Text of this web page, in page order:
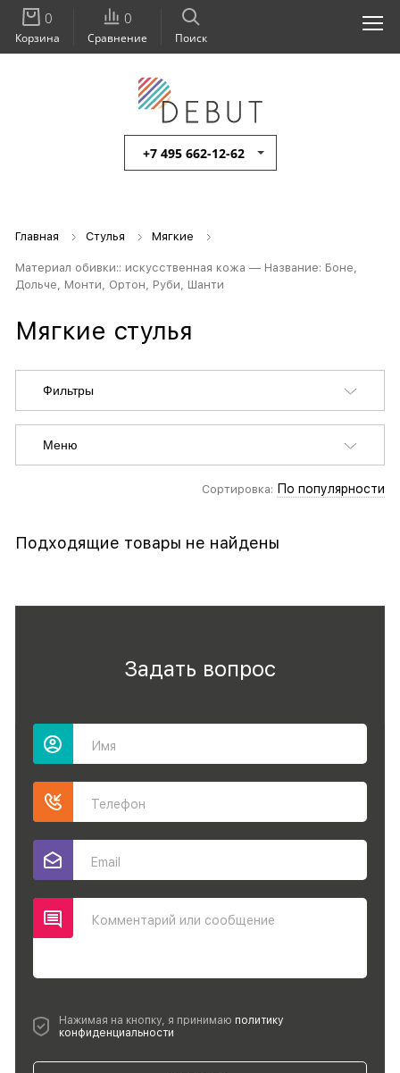
+7 495 662-12-62
Поиск
0
Сравнение
0
Корзина
Главная Стулья Мягкие
Материал обивки:: искусственная кожа — Название: Боне,
Дольче, Монти, Ортон, Руби, Шанти
Мягкие стулья
Фильтры
Меню
Сортировка: По популярности
Подходящие товары не найдены
Задать вопрос
Имя
Телефон
Email
Комментарий или сообщение
Нажимая на кнопку, я принимаю политику
конфиденциальности